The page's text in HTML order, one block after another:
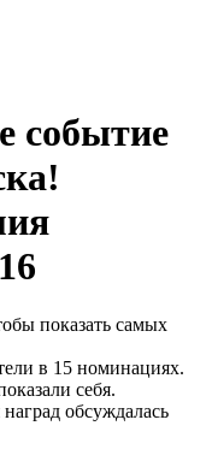
событие
показать самых
в 15 номинациях.
себя.
обсуждалась